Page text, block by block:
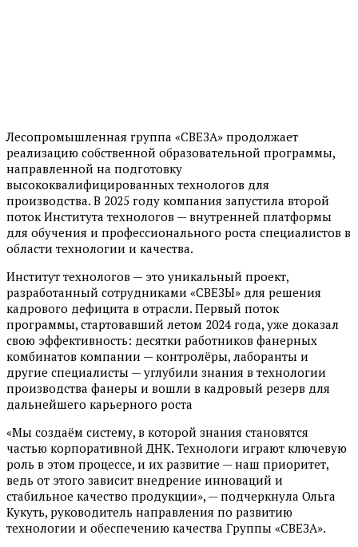
Лесопромышленная группа «СВЕЗА» продолжает
реализацию собственной образовательной программы,
направленной на подготовку
высококвалифицированных технологов для
производства. В 2025 году компания запустила второй
поток Института технологов — внутренней платформы
для обучения и профессионального роста специалистов в
области технологии и качества.
Институт технологов — это уникальный проект,
разработанный сотрудниками «СВЕЗЫ» для решения
кадрового дефицита в отрасли. Первый поток
программы, стартовавший летом 2024 года, уже доказал
свою эффективность: десятки работников фанерных
комбинатов компании — контролёры, лаборанты и
другие специалисты — углубили знания в технологии
производства фанеры и вошли в кадровый резерв для
дальнейшего карьерного роста
«Мы создаём систему, в которой знания становятся
частью корпоративной ДНК. Технологи играют ключевую
роль в этом процессе, и их развитие — наш приоритет,
ведь от этого зависит внедрение инноваций и
стабильное качество продукции», — подчеркнула Ольга
Кукуть, руководитель направления по развитию
технологии и обеспечению качества Группы «СВЕЗА».